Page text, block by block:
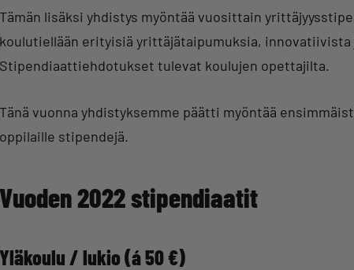
Tämän lisäksi yhdistys myöntää vuosittain
koulutiellään erityisiä yrittäjätaipumuksia,
Stipendiaattiehdotukset tulevat koulujen opettajilta.
Tänä vuonna yhdistyksemme päätti myöntää
oppilaille stipendejä.
Vuoden 2022 stipendiaatit
Yläkoulu / lukio (á 50 €)